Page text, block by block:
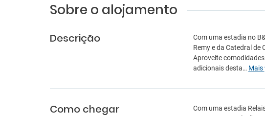
Sobre o alojamento
Descrição
Com uma estadia no
Remy e da Catedral de
Aproveite
adicionais desta… Mais
Como chegar
Com uma estadia